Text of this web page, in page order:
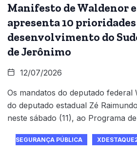
Manifesto de Waldenor
apresenta 10 prioridades
desenvolvimento do
de Jerônimo
12/07/2026
Os mandatos do deputado federal
do deputado estadual Zé
neste sábado (11), ao Programa de
SEGURANÇA PÚBLICA